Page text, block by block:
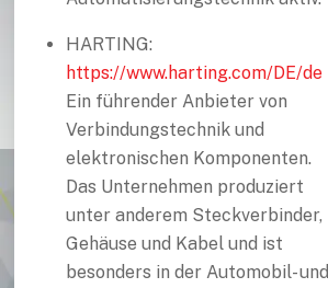
HARTING:
https://www.harting.com/DE/de
Ein führender Anbieter von
Verbindungstechnik und
elektronischen Komponenten.
Das Unternehmen produziert
unter anderem Steckverbinder,
Gehäuse und Kabel und ist
besonders in der Automobil- und